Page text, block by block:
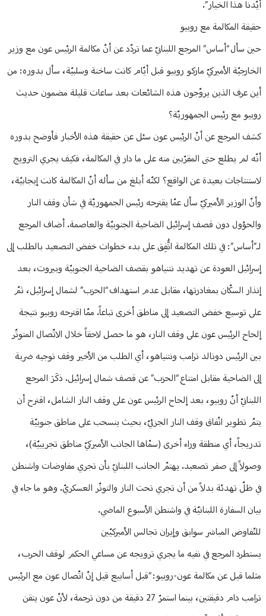
أيّدنا هذا الخيار”.
حقيقة المكالمة مع روبيو
حين سأل “أساس” المرجع اللبنانيّ عما تردّد عن أنّ مكالمة الرئيس عون مع وزير
الخارجيّة الأميركيّ ماركو روبيو قبل أيّام كانت ساخنة وسلبيّة، سأل بدوره: من
أين عرف الذين يروّجون هذه الشائعات بعد ساعات قليلة مضمون حديث
روبيو مع رئيس الجمهوريّة؟
كشف المرجع عن أنّ الرئيس عون سئل عن حقيقة هذه الأخبار فأوضح بدوره
أنّه لم يطلع حتى المقرّبين منه على ما دار في المكالمة، فكيف يجري الترويج
لاستنتاجات بعيدة عن الواقع؟ لكنّه أبلغ من سأله أنّ المكالمة كانت إيجابيّة،
وأنّ الوزير الأميركيّ سأل عمّا يقترحه رئيس الجمهوريّة في شأن وقف النار
والحؤول دون قصف إسرائيل الضاحية الجنوبيّة والعاصمة. أضاف المرجع
لـ”أساس”: في تلك المكالمة اتُّفِق على بدء خطوات خفض التصعيد بالطلب إلى
إسرائيل العودة عن تهديد نتنياهو بقصف الضاحية الجنوبيّة وبيروت، بعد
إنذار السكّان بمغادرتها، مقابل عدم استهداف “الحزب” لشمال إسرائيل، ثمّ
على توسيع خفض التصعيد إلى مناطق أخرى تباعاً. ممّا اقترحه روبيو نتيجة
إلحاح الرئيس عون على وقف النار، هو ما حصل لاحقاً خلال الاتّصال المتوتّر
بين الرئيس دونالد ترامب ونتنياهو، أي الطلب من الأخير وقف توجيه ضربة
إلى الضاحية مقابل امتناع “الحزب” عن قصف شمال إسرائيل. ذكَرَ المرجع
اللبنانيّ أنّ روبيو، بعد إلحاح الرئيس عون على وقف النار الشامل، اقترح أن
يتمّ تطوير اتّفاق وقف النار الجزئيّ، بحيث ينسحب على مناطق جنوبيّة
تدريجاً، أي منطقة وراء أخرى (سمّاها الجانب الأميركيّ مناطق تجريبيّة)،
وصولاً إلى صفر تصعيد. يهتمّ الجانب اللبنانيّ بأن تجري مفاوضات واشنطن
في ظلّ تهدئة بدلاً من أن تجري تحت النار والتوتّر العسكريّ. وهو ما جاء في
بيان السفارة اللبنانيّة في واشنطن الأسبوع الماضي.
للتّفاوض المباشر سوابق وإيران تجالس الأميركيّين
يستطرد المرجع في نفيه ما يجري ترويجه عن مساعي الحكم لوقف الحرب،
مثلما قيل عن مكالمة عون-روبيو: “قبل أسابيع قيل إنّ اتّصال عون مع الرئيس
ترامب دام دقيقتين، بينما استمرّ 27 دقيقة من دون ترجمة، لأنّ عون يتقن